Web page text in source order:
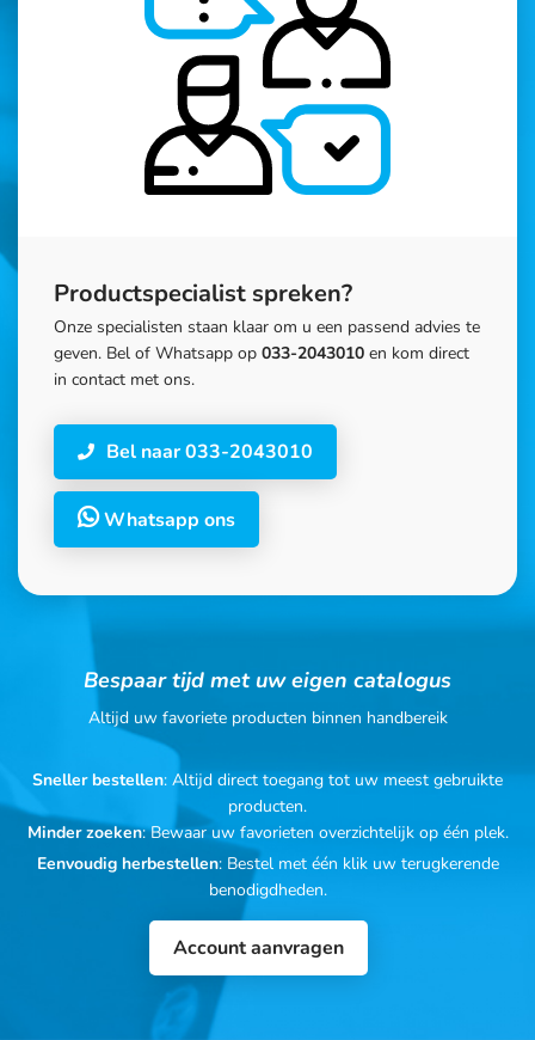
Productspecialist spreken?
Onze specialisten staan klaar om u een passend advies te
geven. Bel of Whatsapp op 033-2043010 en kom direct
in contact met ons.
Bel naar 033-2043010
Whatsapp ons
Bespaar tijd met uw eigen catalogus
Altijd uw favoriete producten binnen handbereik
Sneller bestellen: Altijd direct toegang tot uw meest gebruikte
producten.
Minder zoeken: Bewaar uw favorieten overzichtelijk op één plek.
Eenvoudig herbestellen: Bestel met één klik uw terugkerende
benodigdheden.
Account aanvragen